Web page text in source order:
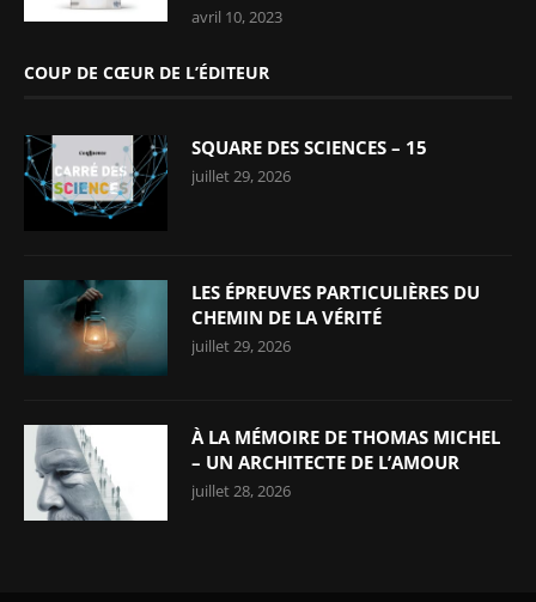
avril 10, 2023
COUP DE CŒUR DE L’ÉDITEUR
SQUARE DES SCIENCES – 15
juillet 29, 2026
LES ÉPREUVES PARTICULIÈRES DU
CHEMIN DE LA VÉRITÉ
juillet 29, 2026
À LA MÉMOIRE DE THOMAS MICHEL
– UN ARCHITECTE DE L’AMOUR
juillet 28, 2026